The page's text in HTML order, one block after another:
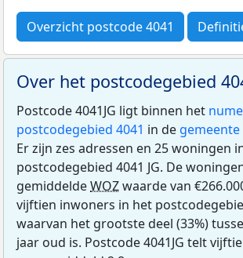
Overzicht postcode 4041
Over het postcodegebied
Postcode 4041JG ligt binnen het
postcodegebied 4041 in de
Er zijn zes adressen en 25 woningen
postcodegebied 4041 JG. De
gemiddeldeWOZwaarde van
vijftien inwoners in het
waarvan het grootste deel (33%)
jaar oud is. Postcode 4041JG telt